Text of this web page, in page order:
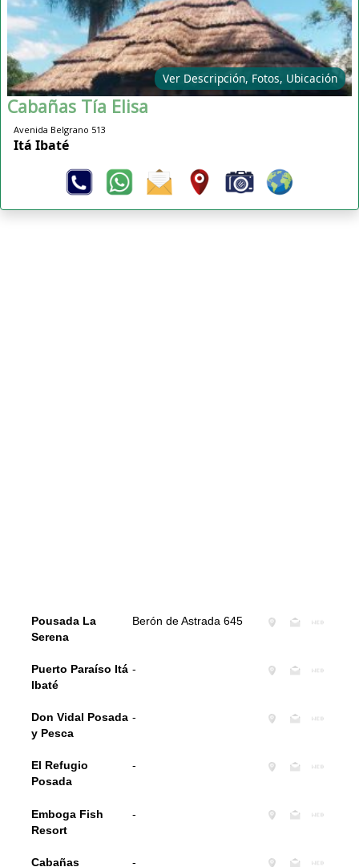
Ver Descripción, Fotos, Ubicación
Cabañas Tía Elisa
Avenida Belgrano 513
Itá Ibaté
Pousada La
Serena
Berón de Astrada 645
Puerto Paraíso Itá
Ibaté
-
Don Vidal Posada
y Pesca
-
El Refugio
Posada
-
Emboga Fish
Resort
-
Cabañas -